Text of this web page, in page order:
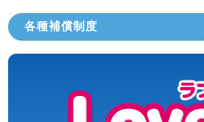
各種補償制度